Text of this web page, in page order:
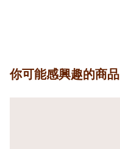
你可能感興趣的商品